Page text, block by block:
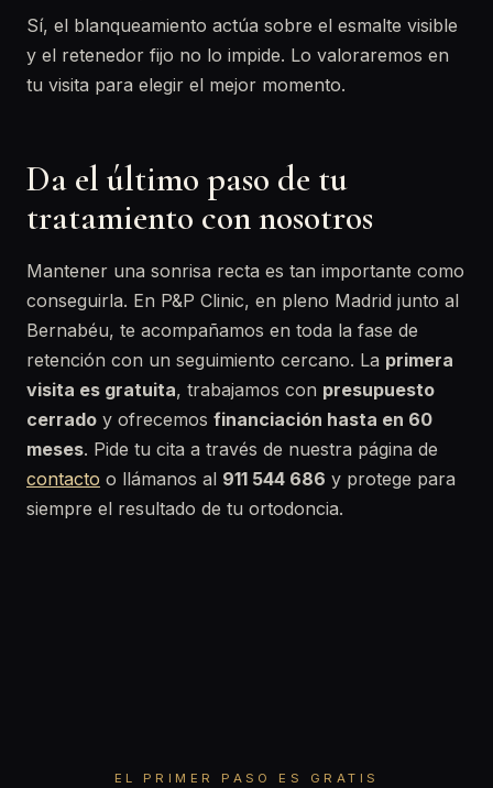
Sí, el blanqueamiento actúa sobre el esmalte visible
y el retenedor fijo no lo impide. Lo valoraremos en
tu visita para elegir el mejor momento.
Da el último paso de tu
tratamiento con nosotros
Mantener una sonrisa recta es tan importante como
conseguirla. En P&P Clinic, en pleno Madrid junto al
Bernabéu, te acompañamos en toda la fase de
retención con un seguimiento cercano. La primera
visita es gratuita, trabajamos con presupuesto
cerrado y ofrecemos financiación hasta en 60
meses. Pide tu cita a través de nuestra página de
contacto o llámanos al 911 544 686 y protege para
siempre el resultado de tu ortodoncia.
EL PRIMER PASO ES GRATIS